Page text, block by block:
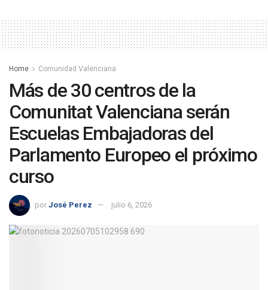
Home Comunidad Valenciana
Más de 30 centros de la
Comunitat Valenciana serán
Escuelas Embajadoras del
Parlamento Europeo el próximo
curso
por José Perez julio 6, 2026